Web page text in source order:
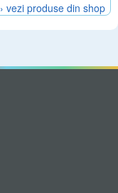
› vezi produse din shop